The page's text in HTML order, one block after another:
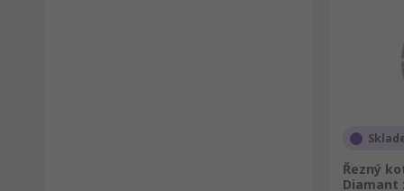
Řezný
Diamant